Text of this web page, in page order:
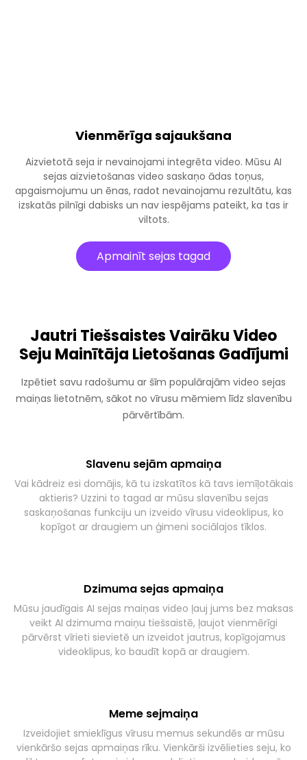
Vienmērīga sajaukšana
Aizvietotā seja ir nevainojami integrēta video. Mūsu AI
sejas aizvietošanas video saskaņo ādas toņus,
apgaismojumu un ēnas, radot nevainojamu rezultātu, kas
izskatās pilnīgi dabisks un nav iespējams pateikt, ka tas ir
viltots.
Apmainīt sejas tagad
Jautri Tiešsaistes Vairāku Video
Seju Mainītāja Lietošanas Gadījumi
Izpētiet savu radošumu ar šīm populārajām video sejas
maiņas lietotnēm, sākot no vīrusu mēmiem līdz slavenību
pārvērtībām.
Slavenu sejām apmaiņa
Vai kādreiz esi domājis, kā tu izskatītos kā tavs iemīļotākais
aktieris? Uzzini to tagad ar mūsu slavenību sejas
saskaņošanas funkciju un izveido vīrusu videoklipus, ko
kopīgot ar draugiem un ģimeni sociālajos tīklos.
Dzimuma sejas apmaiņa
Mūsu jaudīgais AI sejas maiņas video ļauj jums bez maksas
veikt AI dzimuma maiņu tiešsaistē, ļaujot vienmērīgi
pārvērst vīrieti sievietē un izveidot jautrus, kopīgojamus
videoklipus, ko baudīt kopā ar draugiem.
Meme sejmaiņa
Izveidojiet smieklīgus vīrusu memus sekundēs ar mūsu
vienkāršo sejas apmaiņas rīku. Vienkārši izvēlieties seju, ko